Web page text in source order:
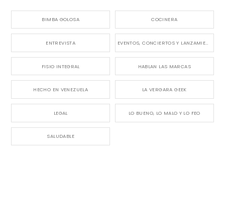
BIMBA GOLOSA COCINERA
ENTREVISTA EVENTOS, CONCIERTOS Y LANZAMIENTOS
FISIO INTEGRAL HABLAN LAS MARCAS
HECHO EN VENEZUELA LA VERGARA GEEK
LEGAL LO BUENO, LO MALO Y LO FEO
SALUDABLE